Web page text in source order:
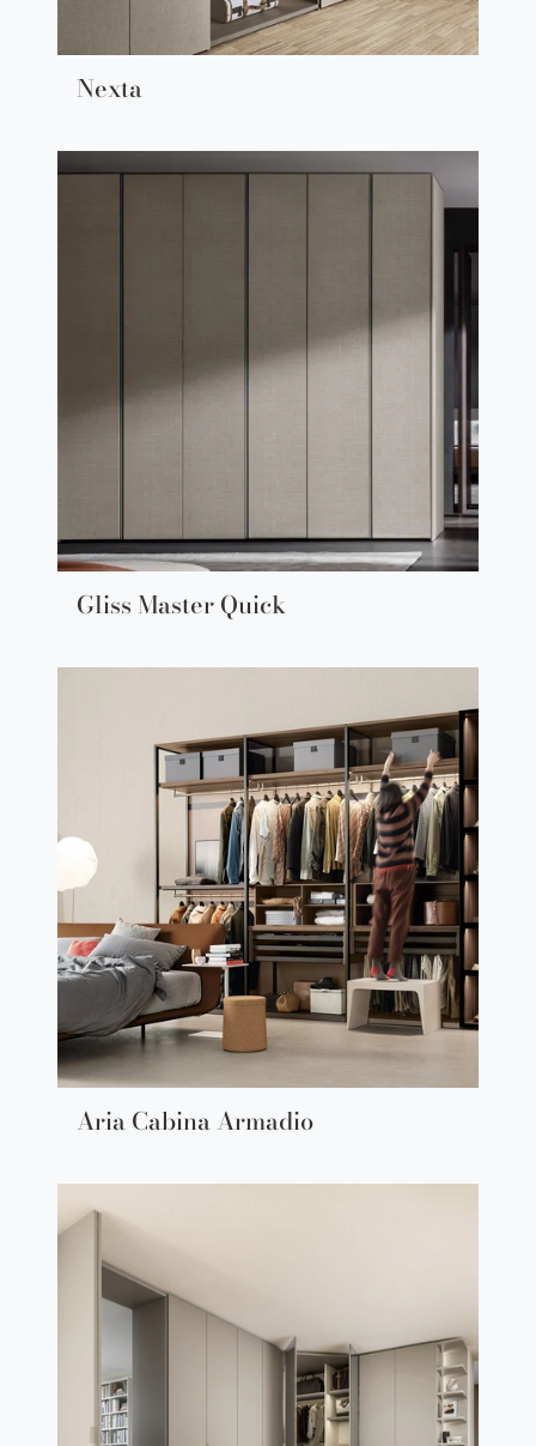
Nexta
Gliss Master Quick
Aria Cabina Armadio